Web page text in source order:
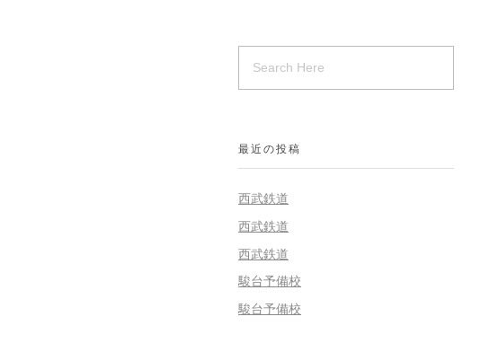
最近の投稿
西武鉄道
西武鉄道
西武鉄道
駿台予備校
駿台予備校